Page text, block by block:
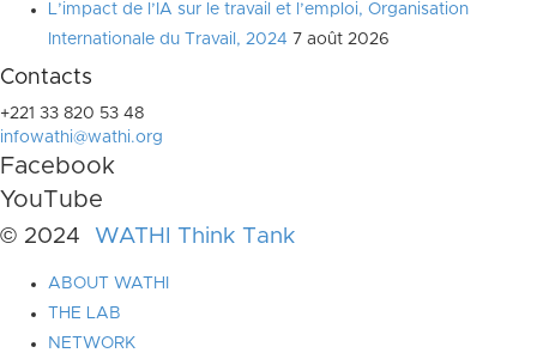
L’impact de l’IA sur le travail et l’emploi, Organisation
Internationale du Travail, 2024 7 août 2026
Contacts
+221 33 820 53 48
infowathi@wathi.org
Facebook
YouTube
© 2024 WATHI Think Tank
ABOUT WATHI
THE LAB
NETWORK